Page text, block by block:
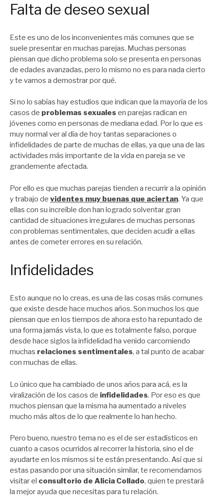
Falta de deseo sexual
Este es uno de los inconvenientes más comunes que se
suele presentar en muchas parejas. Muchas personas
piensan que dicho problema solo se presenta en personas
de edades avanzadas, pero lo mismo no es para nada cierto
y te vamos a demostrar por qué.
Si no lo sabías hay estudios que indican que la mayoría de los
casos de problemas sexuales en parejas radican en
jóvenes como en personas de mediana edad. Por lo que es
muy normal ver al día de hoy tantas separaciones o
infidelidades de parte de muchas de ellas, ya que una de las
actividades más importante de la vida en pareja se ve
grandemente afectada.
Por ello es que muchas parejas tienden a recurrir a la opinión
y trabajo de videntes muy buenas que aciertan. Ya que
ellas con su increíble don han logrado solventar gran
cantidad de situaciones irregulares de muchas personas
con problemas sentimentales, que deciden acudir a ellas
antes de cometer errores en su relación.
Infidelidades
Esto aunque no lo creas, es una de las cosas más comunes
que existe desde hace muchos años. Son muchos los que
piensan que en los tiempos de ahora esto ha repuntado de
una forma jamás vista, lo que es totalmente falso, porque
desde hace siglos la infidelidad ha venido carcomiendo
muchas relaciones sentimentales, a tal punto de acabar
con muchas de ellas.
Lo único que ha cambiado de unos años para acá, es la
viralización de los casos de infidelidades. Por eso es que
muchos piensan que la misma ha aumentado a niveles
mucho más altos de lo que realmente lo han hecho.
Pero bueno, nuestro tema no es el de ser estadísticos en
cuanto a casos ocurridos al recorrer la historia, sino el de
ayudarte en los mismos si te están presentando. Así que si
estas pasando por una situación similar, te recomendamos
visitar el consultorio de Alicia Collado, quien te prestará
la mejor ayuda que necesitas para tu relación.